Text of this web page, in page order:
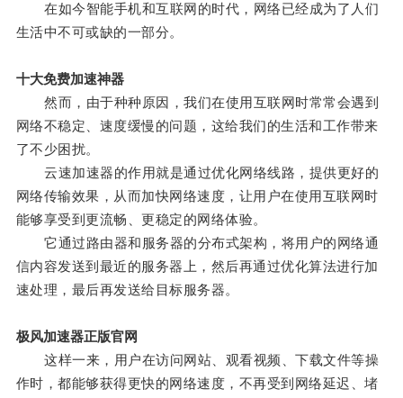
在如今智能手机和互联网的时代，网络已经成为了人们
生活中不可或缺的一部分。
十大免费加速神器
然而，由于种种原因，我们在使用互联网时常常会遇到
网络不稳定、速度缓慢的问题，这给我们的生活和工作带来
了不少困扰。
云速加速器的作用就是通过优化网络线路，提供更好的
网络传输效果，从而加快网络速度，让用户在使用互联网时
能够享受到更流畅、更稳定的网络体验。
它通过路由器和服务器的分布式架构，将用户的网络通
信内容发送到最近的服务器上，然后再通过优化算法进行加
速处理，最后再发送给目标服务器。
极风加速器正版官网
这样一来，用户在访问网站、观看视频、下载文件等操
作时，都能够获得更快的网络速度，不再受到网络延迟、堵